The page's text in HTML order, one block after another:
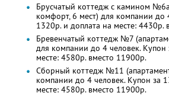
Брусчатый коттедж с камином
комфорт, 6 мест) для компании до
1320р. и доплата на месте: 4430р.
Бревенчатый коттедж №7
для компании до 4 человек. Купон
месте: 4580р. вместо 11900р.
Сборный коттедж №11
компании до 4 человек. Купон за
месте: 4580р. вместо 11900р.